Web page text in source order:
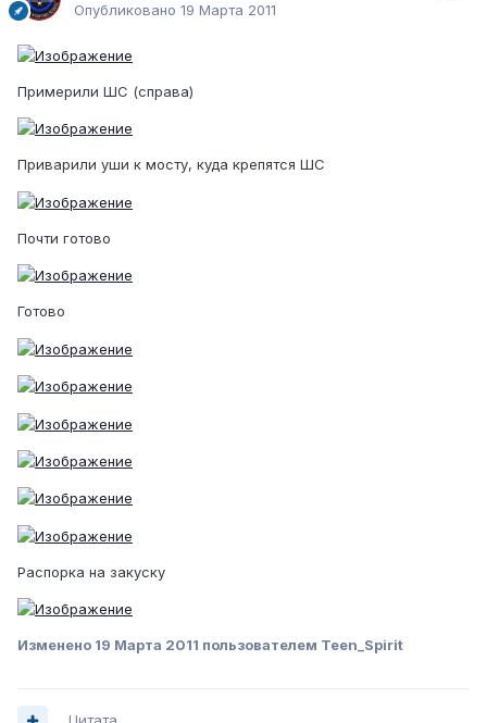
Опубликовано 19 Марта 2011
Примерили ШС (справа)
Приварили уши к мосту, куда крепятся ШС
Почти готово
Готово
Распорка на закуску
Изменено 19 Марта 2011 пользователем Teen_Spirit